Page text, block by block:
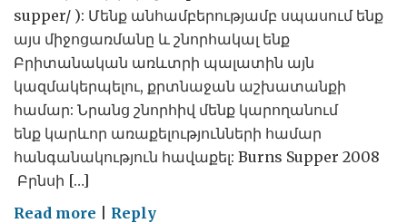
supper/ ): Մենք անհամբերությամբ սպասում ենք
այս միջոցառմանը և շնորհակալ ենք
Բրիտանական առևտրի պալատին այն
կազմակերպելու, քրտնաջան աշխատանքի
համար: Նրանց շնորհիվ մենք կարողանում
ենք կարևոր առաքելությունների համար
հանգանակություն հավաքել: Burns Supper 2008
Բրնսի […]
Read more onReply